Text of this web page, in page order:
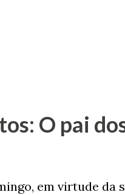
O pai
em virtude da